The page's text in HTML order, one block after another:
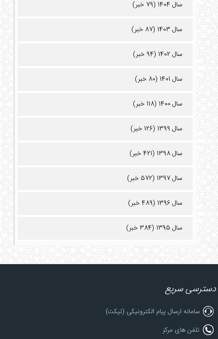
سال 1404 (79 خبر)
سال 1403 (87 خبر)
سال 1402 (94 خبر)
سال 1401 (80 خبر)
سال 1400 (118 خبر)
سال 1399 (126 خبر)
سال 1398 (421 خبر)
سال 1397 (572 خبر)
سال 1396 (489 خبر)
سال 1395 (384 خبر)
دسترسی سریع
سامانه ارسال پیام الکترونیکی (تیکت)
تلفن های مرکز